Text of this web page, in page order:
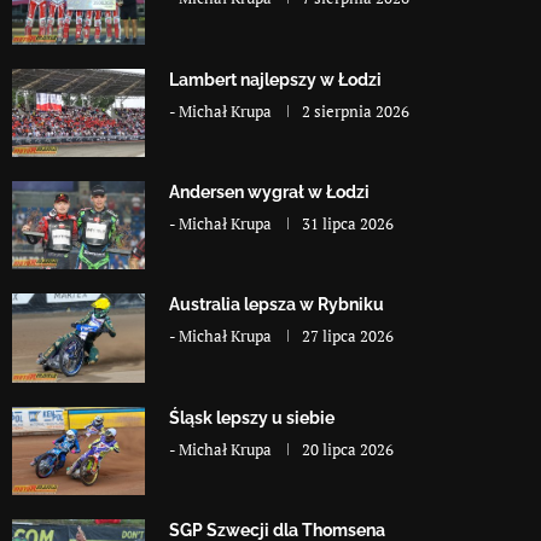
Lambert najlepszy w Łodzi
-Michał Krupa 2 sierpnia 2026
Andersen wygrał w Łodzi
-Michał Krupa 31 lipca 2026
Australia lepsza w Rybniku
-Michał Krupa 27 lipca 2026
Śląsk lepszy u siebie
-Michał Krupa 20 lipca 2026
SGP Szwecji dla Thomsena